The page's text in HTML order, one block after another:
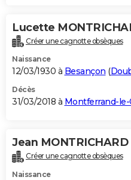
Lucette
Créer une cagnotte obsèques
Naissance
12/03/1930 à Besançon (
Décès
31/03/2018 à Montferrand-le-
Jean MONTRICHARD
Créer une cagnotte obsèques
Naissance